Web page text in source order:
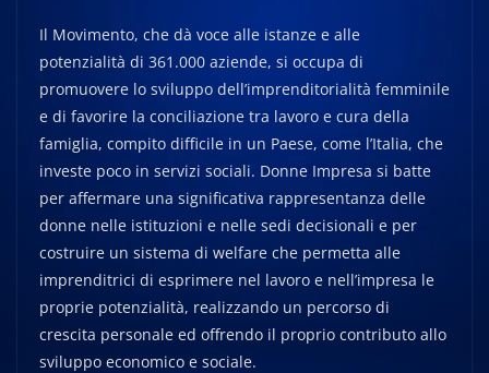
Il Movimento, che dà voce alle istanze e alle
potenzialità di 361.000 aziende, si occupa di
promuovere lo sviluppo dell’imprenditorialità femminile
e di favorire la conciliazione tra lavoro e cura della
famiglia, compito difficile in un Paese, come l’Italia, che
investe poco in servizi sociali. Donne Impresa si batte
per affermare una significativa rappresentanza delle
donne nelle istituzioni e nelle sedi decisionali e per
costruire un sistema di welfare che permetta alle
imprenditrici di esprimere nel lavoro e nell’impresa le
proprie potenzialità, realizzando un percorso di
crescita personale ed offrendo il proprio contributo allo
sviluppo economico e sociale.